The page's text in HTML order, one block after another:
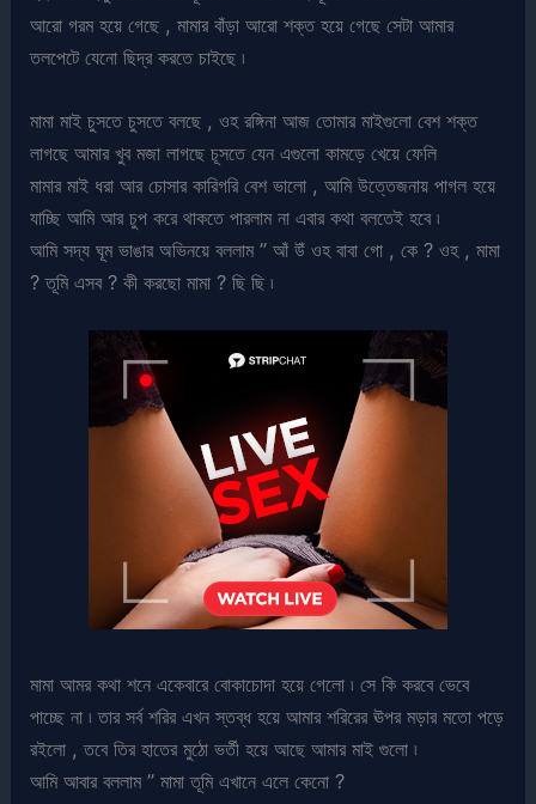
আরো গরম হয়ে গেছে , মামার বাঁড়া আরো শক্ত হয়ে গেছে সেটা আমার
তলপেটে যেনো ছিদ্র করতে চাইছে ৷
মামা মাই চুসতে চুসতে বলছে , ওহ রঙ্গিনা আজ তোমার মাইগুলো বেশ শক্ত
লাগছে আমার খুব মজা লাগছে চূসতে যেন এগুলো কামড়ে খেয়ে ফেলি
মামার মাই ধরা আর চোসার কারিগরি বেশ ভালো , আমি উত্তেজনায় পাগল হয়ে
যাচ্ছি আমি আর চুপ করে থাকতে পারলাম না এবার কথা বলতেই হবে ৷
আমি সদ্য ঘূম ভাঙার অভিনয়ে বললাম ” আঁ উঁ ওহ বাবা গো , কে ? ওহ , মামা
? তূমি এসব ? কী করছো মামা ? ছি ছি ৷
মামা আমর কথা শনে একেবারে বোকাচোদা হয়ে গেলো ৷ সে কি করবে ভেবে
পাচ্ছে না ৷ তার সর্ব শরির এখন স্তব্ধ হয়ে আমার শরিরের ঊপর মড়ার মতো পড়ে
রইলো , তবে তির হাতের মুঠো ভর্তী হয়ে আছে আমার মাই গুলো ৷
আমি আবার বললাম ” মামা তূমি এখানে এলে কেনো ?